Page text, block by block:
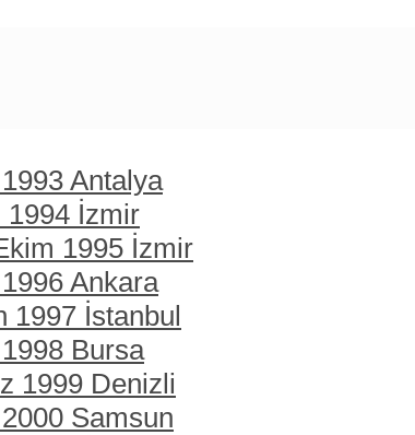
Antalya
1994 İzmir
1995 İzmir
Ankara
1997 İstanbul
Bursa
1999 Denizli
Samsun